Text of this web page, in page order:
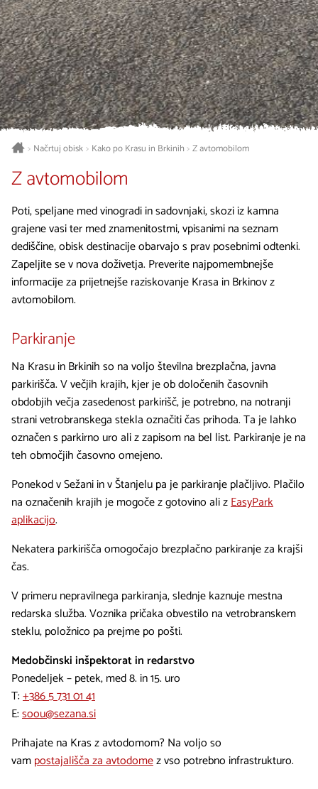
> Načrtuj obisk> Kako po Krasu in Brkinih >Z avtomobilom
Z avtomobilom
Poti, speljane med vinogradi in sadovnjaki, skozi iz kamna
grajene vasi ter med znamenitostmi, vpisanimi na seznam
dediščine, obisk destinacije obarvajo s prav posebnimi odtenki.
Zapeljite se v nova doživetja. Preverite najpomembnejše
informacije za prijetnejše raziskovanje Krasa in Brkinov z
avtomobilom.
Parkiranje
Na Krasu in Brkinih so na voljo številna brezplačna, javna
parkirišča. V večjih krajih, kjer je ob določenih časovnih
obdobjih večja zasedenost parkirišč, je potrebno, na notranji
strani vetrobranskega stekla označiti čas prihoda. Ta je lahko
označen s parkirno uro ali z zapisom na bel list. Parkiranje je na
teh območjih časovno omejeno.
Ponekod v Sežani in v Štanjelu pa je parkiranje plačljivo. Plačilo
na označenih krajih je mogoče z gotovino ali zEasyPark
aplikacijo.
Nekatera parkirišča omogočajo brezplačno parkiranje za krajši
čas.
V primeru nepravilnega parkiranja, slednje kaznuje mestna
redarska služba. Voznika pričaka obvestilo na vetrobranskem
steklu, položnico pa prejme po pošti.
Medobčinski inšpektorat in redarstvo
Ponedeljek – petek, med 8. in 15. uro
T:+386 5 731 01 41
E:soou@sezana.si
Prihajate na Kras z avtodomom? Na voljo so
vampostajališča za avtodomez vso potrebno infrastrukturo.